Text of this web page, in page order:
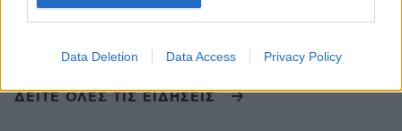
Data Deletion Data Access Privacy Policy
Ο Οδυσσέας ταξίδευε με πλοίο των Βίκινγκς; Η επιλογή
πριν 23 λεπτά
ΔΕΙΤΕ ΟΛΕΣ ΤΙΣ ΕΙΔΗΣΕΙΣ